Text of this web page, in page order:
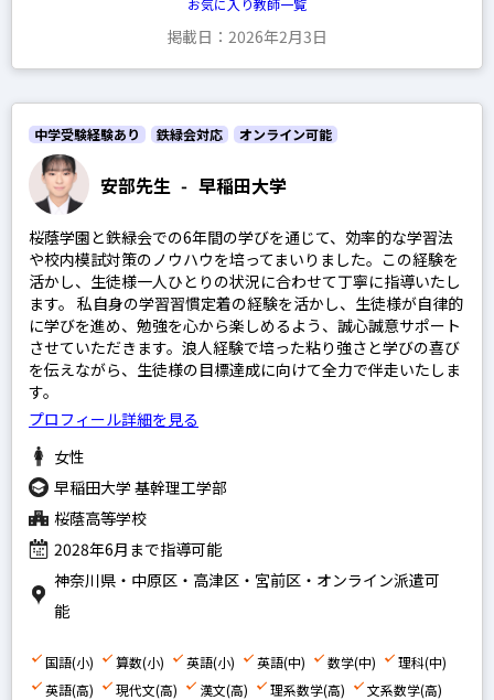
お気に入り教師一覧
掲載日：2026年2月3日
安部先生 - 早稲田大学
中学受験経験あり 鉄緑会対応 オンライン可能
桜蔭学園と鉄緑会での6年間の学びを通じて、効率的な学習法
や校内模試対策のノウハウを培ってまいりました。この経験を
活かし、生徒様一人ひとりの状況に合わせて丁寧に指導いたし
ます。 私自身の学習習慣定着の経験を活かし、生徒様が自律的
に学びを進め、勉強を心から楽しめるよう、誠心誠意サポート
させていただきます。浪人経験で培った粘り強さと学びの喜び
を伝えながら、生徒様の目標達成に向けて全力で伴走いたしま
す。
プロフィール詳細を見る
女性
早稲田大学 基幹理工学部
桜蔭高等学校
2028年6月まで指導可能
神奈川県・中原区・高津区・宮前区・オンライン派遣可
能
国語(小) 算数(小) 英語(小) 英語(中) 数学(中)
理科(中)
英語(高)
現代文(高) 漢文(高) 理系数学(高)
文系数学(高)